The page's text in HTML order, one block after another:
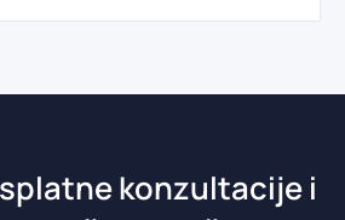
konzultacije i